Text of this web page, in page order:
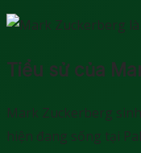
Tiểu sử của
Mark Zuckerberg
hiện đang sống tại